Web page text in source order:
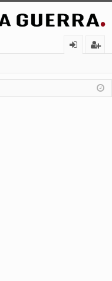
nt
ifi
ist
ra